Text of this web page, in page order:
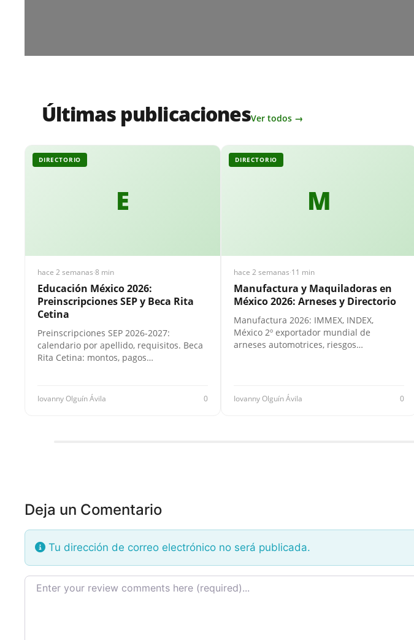
Últimas publicacionesVer todos →
E
DIRECTORIO
hace 2 semanas·8 min
Educación México 2026:
Preinscripciones SEP y Beca Rita
Cetina
Preinscripciones SEP 2026-2027:
calendario por apellido, requisitos. Beca
Rita Cetina: montos, pagos…
Iovanny Olguín Ávila 0
M
DIRECTORIO
hace 2 semanas·11 min
Manufactura y Maquiladoras en
México 2026: Arneses y Directorio
Manufactura 2026: IMMEX, INDEX,
México 2º exportador mundial de
arneses automotrices, riesgos…
Iovanny Olguín Ávila 0
Deja un Comentario
Tu dirección de correo electrónico no será publicada.
Texto de la reseña